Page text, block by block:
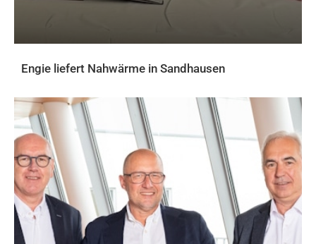
Engie liefert Nahwärme in Sandhausen